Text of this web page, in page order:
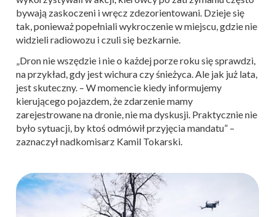
bywają zaskoczeni i wręcz zdezorientowani. Dzieje się
tak, ponieważ popełniali wykroczenie w miejscu, gdzie nie
widzieli radiowozu i czuli się bezkarnie.
„Dron nie wszędzie i nie o każdej porze roku się sprawdzi,
na przykład, gdy jest wichura czy śnieżyca. Ale jak już lata,
jest skuteczny. – W momencie kiedy informujemy
kierującego pojazdem, że zdarzenie mamy
zarejestrowane na dronie, nie ma dyskusji. Praktycznie nie
było sytuacji, by ktoś odmówił przyjęcia mandatu” –
zaznaczył nadkomisarz Kamil Tokarski.